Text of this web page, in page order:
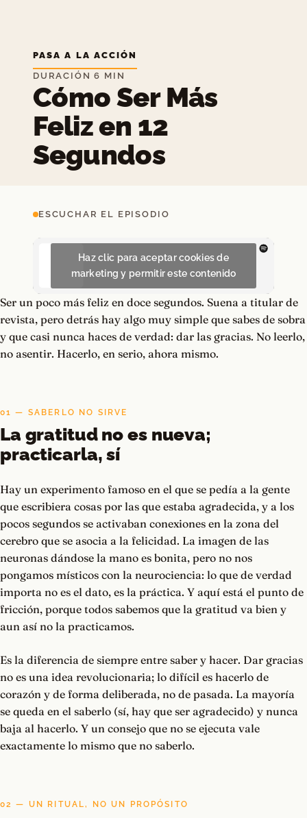
PASA A LA ACCIÓN
DURACIÓN 6 MIN
Cómo Ser Más
Feliz en 12
Segundos
ESCUCHAR EL EPISODIO
Haz clic para aceptar cookies de
marketing y permitir este contenido
Ser un poco más feliz en doce segundos. Suena a titular de
revista, pero detrás hay algo muy simple que sabes de sobra
y que casi nunca haces de verdad: dar las gracias. No leerlo,
no asentir. Hacerlo, en serio, ahora mismo.
01 — SABERLO NO SIRVE
La gratitud no es nueva;
practicarla, sí
Hay un experimento famoso en el que se pedía a la gente
que escribiera cosas por las que estaba agradecida, y a los
pocos segundos se activaban conexiones en la zona del
cerebro que se asocia a la felicidad. La imagen de las
neuronas dándose la mano es bonita, pero no nos
pongamos místicos con la neurociencia: lo que de verdad
importa no es el dato, es la práctica. Y aquí está el punto de
fricción, porque todos sabemos que la gratitud va bien y
aun así no la practicamos.
Es la diferencia de siempre entre saber y hacer. Dar gracias
no es una idea revolucionaria; lo difícil es hacerlo de
corazón y de forma deliberada, no de pasada. La mayoría
se queda en el saberlo (sí, hay que ser agradecido) y nunca
baja al hacerlo. Y un consejo que no se ejecuta vale
exactamente lo mismo que no saberlo.
02 — UN RITUAL, NO UN PROPÓSITO